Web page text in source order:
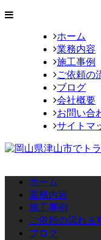
ホーム
業務内容
施工事例
ご依頼の
ブログ
会社概要
お問い合
サイトマ
ホーム
業務内容
施工事例
ご依頼の流れ＆
ブログ